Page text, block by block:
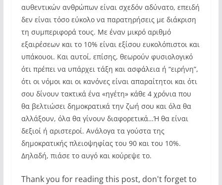
αυθεντικών ανθρώπων είναι σχεδόν αδύνατο, επειδή
δεν είναι τόσο εύκολο να παρατηρήσεις με διάκριση
τη συμπεριφορά τους. Με έναν μικρό αριθμό
εξαιρέσεων και το 10% είναι εξίσου ευκολόπιστοι και
υπάκουοι. Και αυτοί, επίσης, θεωρούν φυσιολογικό
ότι πρέπει να υπάρχει τάξη και ασφάλεια ή “ειρήνη”,
ότι οι νόμοι και οι κανόνες είναι απαραίτητοι και ότι
σου δίνουν τακτικά ένα «ηγέτη» κάθε 4 χρόνια που
θα βελτιώσει δημοκρατικά την ζωή σου και όλα θα
αλλάξουν, όλα θα γίνουν διαφορετικά…Ή θα είναι
δεξιοί ή αριστεροί. Ανάλογα τα γούστα της
δημοκρατικής πλειοψηφίας του 90 και του 10%.
Δηλαδή, πιάσε το αυγό και κούρεψε το.
Thank you for reading this post, don't forget to